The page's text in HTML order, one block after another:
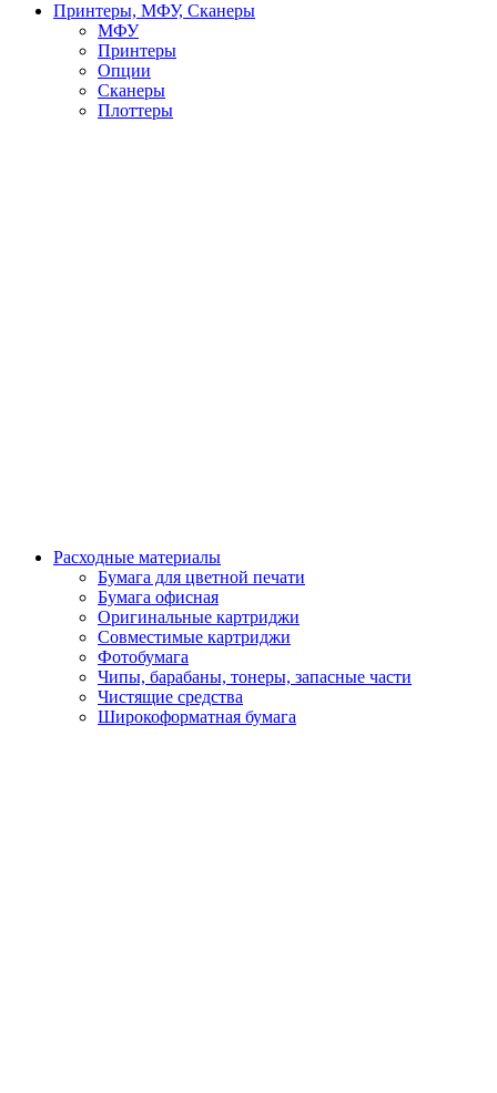
Принтеры, МФУ, Сканеры
МФУ
Принтеры
Опции
Сканеры
Плоттеры
Расходные материалы
Бумага для цветной печати
Бумага офисная
Оригинальные картриджи
Совместимые картриджи
Фотобумага
Чипы, барабаны, тонеры, запасные части
Чистящие средства
Широкоформатная бумага